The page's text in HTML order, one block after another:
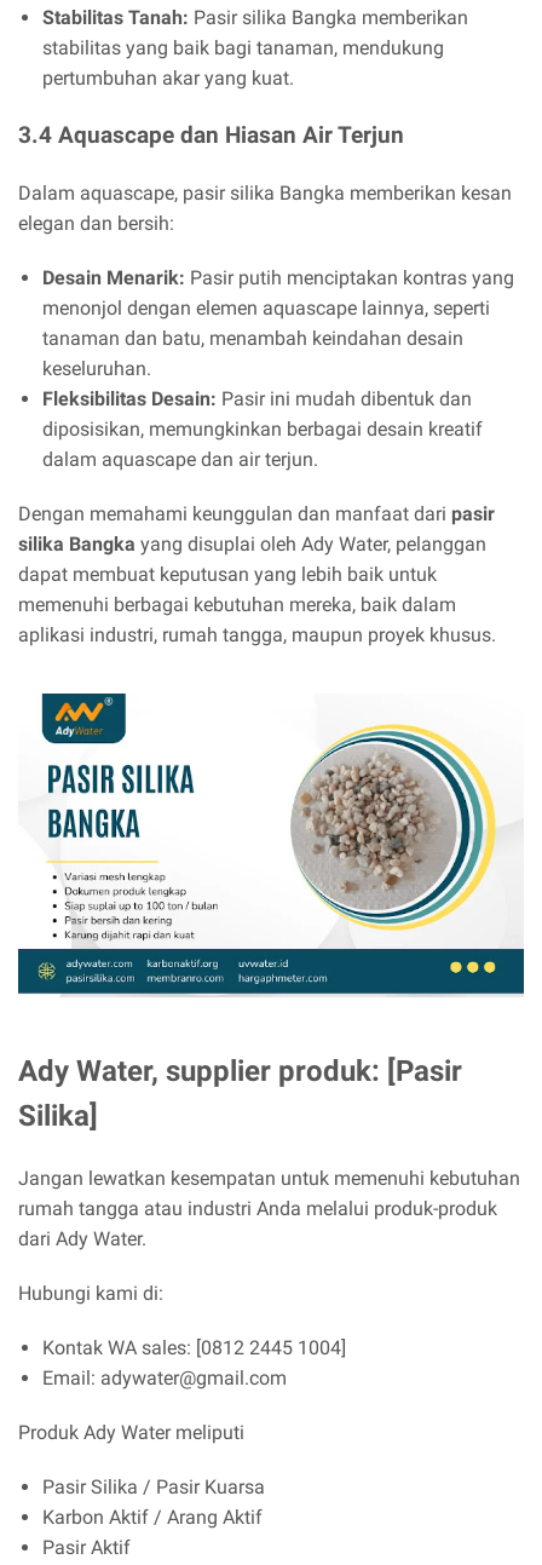
Stabilitas Tanah: Pasir silika Bangka memberikan
stabilitas yang baik bagi tanaman, mendukung
pertumbuhan akar yang kuat.
3.4 Aquascape dan Hiasan Air Terjun
Dalam aquascape, pasir silika Bangka memberikan kesan
elegan dan bersih:
Desain Menarik: Pasir putih menciptakan kontras yang
menonjol dengan elemen aquascape lainnya, seperti
tanaman dan batu, menambah keindahan desain
keseluruhan.
Fleksibilitas Desain: Pasir ini mudah dibentuk dan
diposisikan, memungkinkan berbagai desain kreatif
dalam aquascape dan air terjun.
Dengan memahami keunggulan dan manfaat dari pasir
silika Bangka yang disuplai oleh Ady Water, pelanggan
dapat membuat keputusan yang lebih baik untuk
memenuhi berbagai kebutuhan mereka, baik dalam
aplikasi industri, rumah tangga, maupun proyek khusus.
Ady Water, supplier produk: [Pasir
Silika]
Jangan lewatkan kesempatan untuk memenuhi kebutuhan
rumah tangga atau industri Anda melalui produk-produk
dari Ady Water.
Hubungi kami di:
Kontak WA sales: [0812 2445 1004]
Email: adywater@gmail.com
Produk Ady Water meliputi
Pasir Silika / Pasir Kuarsa
Karbon Aktif / Arang Aktif
Pasir Aktif